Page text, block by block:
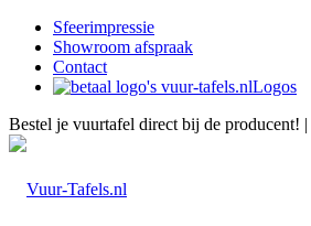
Sfeerimpressie
Showroom afspraak
Contact
Logos
Bestel je vuurtafel direct bij de producent! |